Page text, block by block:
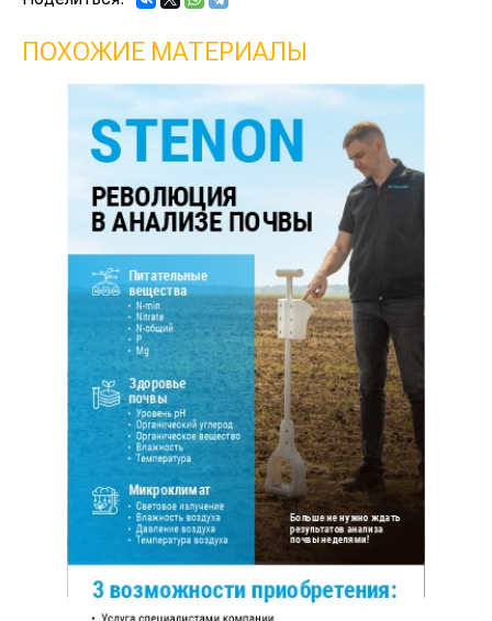
ПОХОЖИЕ МАТЕРИАЛЫ